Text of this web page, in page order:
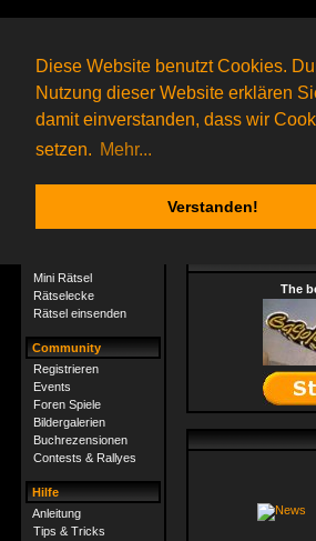
Diese Website benutzt Cookies.
Nutzung dieser Website erklären
damit einverstanden, dass wir
setzen. Mehr...
Verstanden!
Das nächste Rätsel ist in Arbeit
45 Gagolganeronline(0 registrierte und 45 Gäste)
Gagolganer:
9732Rätsel online:
Mini Rätsel
Rätselecke
Rätsel einsenden
Community
Registrieren
Events
Foren Spiele
Bildergalerien
Buchrezensionen
Contests & Rallyes
Hilfe
Anleitung
Tips & Tricks
Hier
The